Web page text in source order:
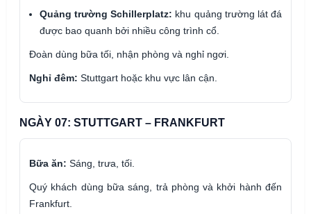
Quảng trường Schillerplatz: khu quảng trường lát đá
được bao quanh bởi nhiều công trình cổ.
Đoàn dùng bữa tối, nhận phòng và nghỉ ngơi.
Nghỉ đêm: Stuttgart hoặc khu vực lân cận.
NGÀY 07: STUTTGART – FRANKFURT
Bữa ăn: Sáng, trưa, tối.
Quý khách dùng bữa sáng, trả phòng và khởi hành đến
Frankfurt.